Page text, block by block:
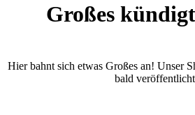
Großes
Hier bahnt sich etwas Großes an! Unser
bald